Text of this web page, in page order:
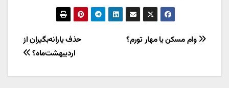
راهبری
حذف یارانه‌بگیران از
اردیبهشت‌ماه؟
وام مسکن یا مهار تورم؟